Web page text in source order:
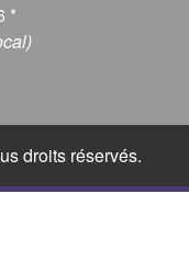
*
droits réservés.